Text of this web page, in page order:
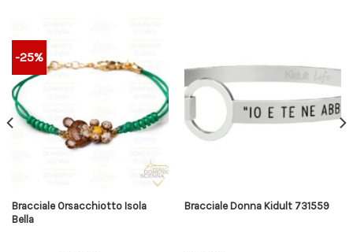
-25%
Bracciale Orsacchiotto Isola
Bella
Bracciale Donna Kidult 731559